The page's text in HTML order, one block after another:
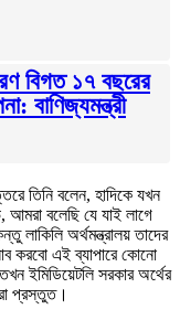
বিগত ১৭ বছরের
বাণিজ্যমন্ত্রী
তিনি বলেন, হাদিকে যখন
আমরা বলেছি যে যাই লাগে
লাকিলি অর্থমন্ত্রালয় তাদের
করবো এই ব্যাপারে কোনো
ইমিডিয়েটলি সরকার অর্থের
প্রস্তুত।